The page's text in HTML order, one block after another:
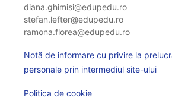
diana.ghimisi@edupedu.ro
stefan.lefter@edupedu.ro
ramona.florea@edupedu.ro
Notă de informare cu privire la
personale prin intermediul site-ului
Politica de cookie